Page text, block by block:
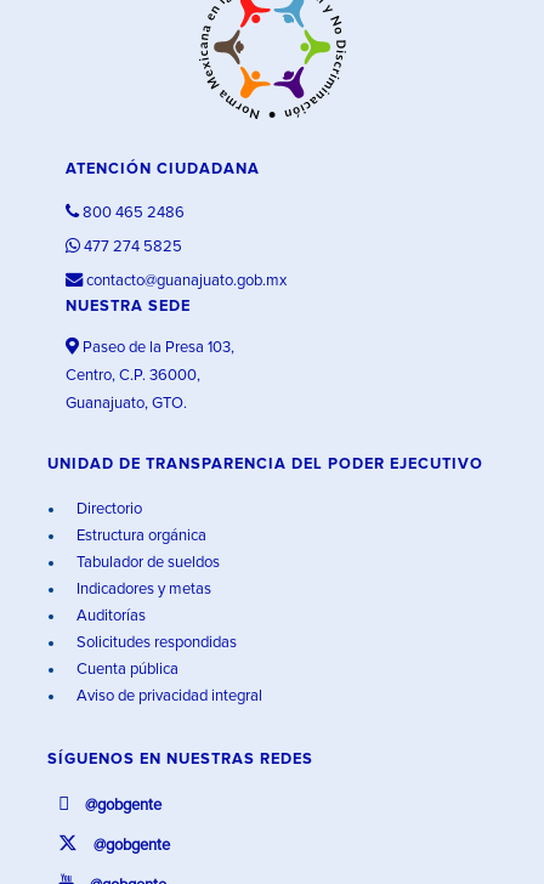
ATENCIÓN CIUDADANA
800 465 2486
477 274 5825
contacto@guanajuato.gob.mx
NUESTRA SEDE
Paseo de la Presa 103,
Centro, C.P. 36000,
Guanajuato, GTO.
UNIDAD DE TRANSPARENCIA DEL PODER EJECUTIVO
Directorio
Estructura orgánica
Tabulador de sueldos
Indicadores y metas
Auditorías
Solicitudes respondidas
Cuenta pública
Aviso de privacidad integral
SÍGUENOS EN NUESTRAS REDES
@gobgente
@gobgente